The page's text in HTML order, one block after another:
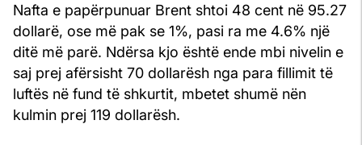
Nafta e papërpunuar Brent shtoi 48 cent në 95.27
dollarë, ose më pak se 1%, pasi ra me 4.6% një
ditë më parë. Ndërsa kjo është ende mbi nivelin e
saj prej afërsisht 70 dollarësh nga para fillimit të
luftës në fund të shkurtit, mbetet shumë nën
kulmin prej 119 dollarësh.